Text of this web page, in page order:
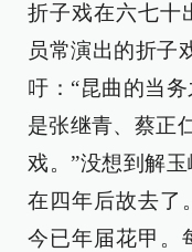
折子戏在六七十
员常演出的折子
吁：“昆曲的当
是张继青、蔡正
戏。”没想到解
在四年后故去了
今已年届花甲。